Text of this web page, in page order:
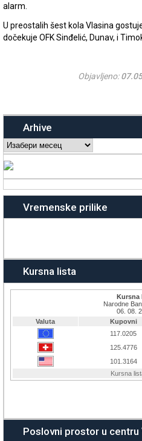
alarm.
U preostalih šest kola Vlasina
dočekuje OFK Sinđelić, Dunav, i
Objavljeno:
Arhive
Arhive
Vremenske prilike
Kursna lista
Poslovni prostor u centru